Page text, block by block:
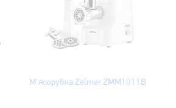
М'ясорубка Zelmer ZMM1011B